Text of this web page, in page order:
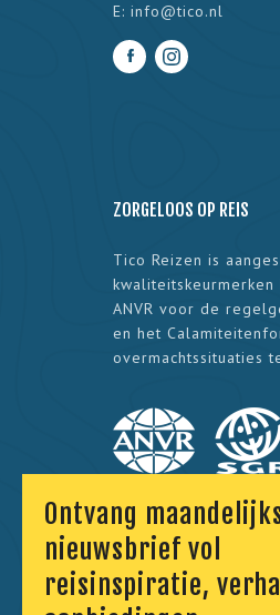
Ontvang
nieuwsbrief vol
reisinspiratie,
E: info@tico.nl
ZORGELOOS OP REIS
Tico Reizen is
ANVR voor de
en het
overmachtssituaties